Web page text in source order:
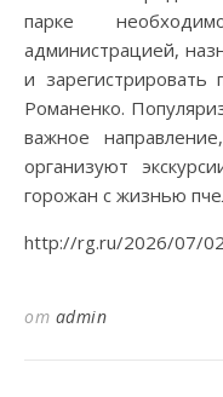
парке
администрацией,
и
Романенко.
важное
организуют
горожан с жизнью
http://rg.ru/2026/07/
от admin